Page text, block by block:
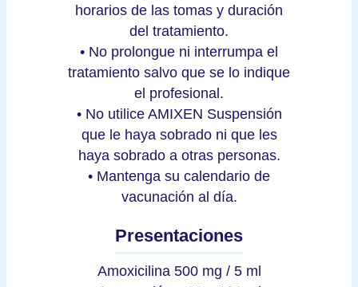
horarios de las tomas y duración
del tratamiento.
• No prolongue ni interrumpa el
tratamiento salvo que se lo indique
el profesional.
• No utilice AMIXEN Suspensión
que le haya sobrado ni que les
haya sobrado a otras personas.
• Mantenga su calendario de
vacunación al día.
Presentaciones
Amoxicilina 500 mg / 5 ml